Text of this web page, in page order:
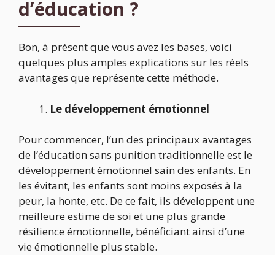
d’éducation ?
Bon, à présent que vous avez les bases, voici
quelques plus amples explications sur les réels
avantages que représente cette méthode.
Le développement émotionnel
Pour commencer, l’un des principaux avantages
de l’éducation sans punition traditionnelle est le
développement émotionnel sain des enfants. En
les évitant, les enfants sont moins exposés à la
peur, la honte, etc. De ce fait, ils développent une
meilleure estime de soi et une plus grande
résilience émotionnelle, bénéficiant ainsi d’une
vie émotionnelle plus stable.